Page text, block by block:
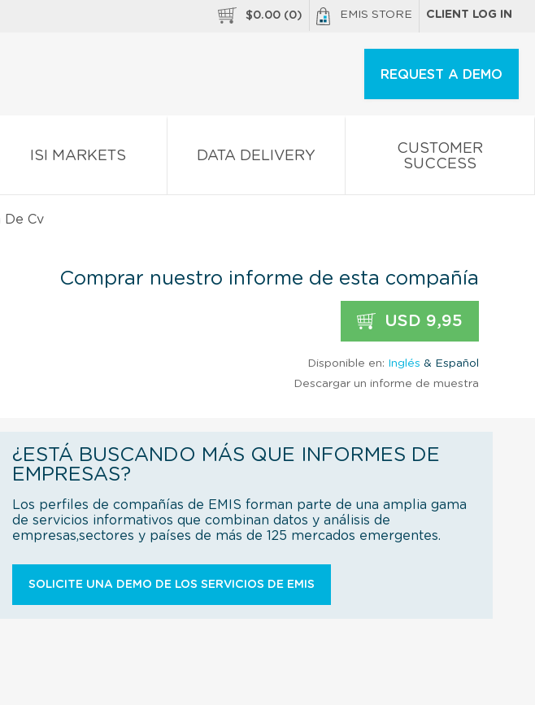
$0.00 (0) EMIS STORE CLIENT LOG IN
REQUEST A DEMO
ISI MARKETS DATA DELIVERY
CUSTOMER
SUCCESS
De Cv
Comprar nuestro informe de esta compañía
USD 9,95
Disponible en: Inglés & Español
Descargar un informe de muestra
¿ESTÁ BUSCANDO MÁS QUE INFORMES DE
EMPRESAS?
Los perfiles de compañías de EMIS forman parte de una amplia gama
de servicios informativos que combinan datos y análisis de
empresas,sectores y países de más de 125 mercados emergentes.
SOLICITE UNA DEMO DE LOS SERVICIOS DE EMIS